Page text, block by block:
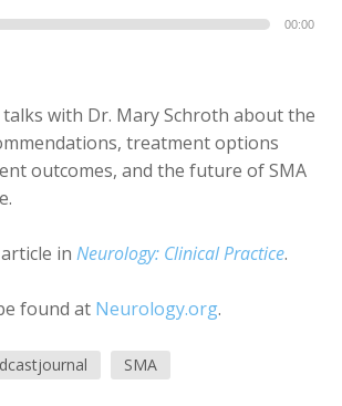
00:00
talks with Dr. Mary Schroth about the
treatment options
outcomes, and the future of SMA
article inNeurology: Clinical Practice.
found at Neurology.org.
SMA